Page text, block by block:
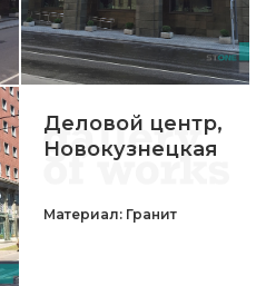
Деловой центр,
Новокузнецкая
Материал: Гранит